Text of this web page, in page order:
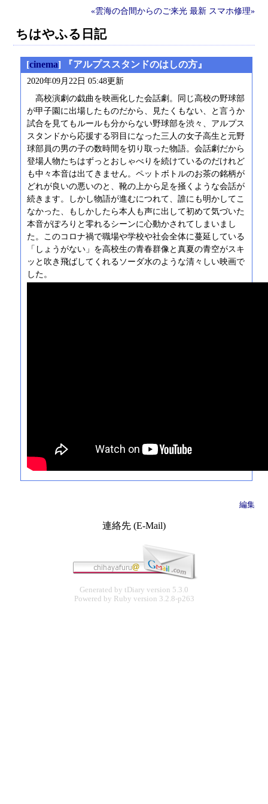
«雲海の合間からのご来光 最新 スマホ修理»
ちはやふる日記
[cinema] 『アルプススタンドのはしの方』
2020年09月22日 05:48更新
高校演劇の戯曲を映画化した会話劇。同じ高校の野球部
が甲子園に出場したものだから、見たくもない、と言うか
試合を見てもルールも分からない野球部を渋々、アルプス
スタンドから応援する羽目になった三人の女子高生と元野
球部員の男の子の数時間を切り取った物語。会話劇だから
登場人物たちはずっとおしゃべりを続けているのだけれど
も中々本音は出てきません。ペットボトルのお茶の銘柄が
どれが良いの悪いのと、靴の上から足を掻くような会話が
続きます。しかし物語が進むにつれて、誰にも明かしてこ
なかった、もしかしたら本人も声に出して初めて気づいた
本音がぽろりと零れるシーンに心動かされてしまいまし
た。このコロナ禍で職場や学校や社会全体に蔓延している
「しょうがない」を高校生の青春群像と真夏の青空がスキ
ッと吹き飛ばしてくれるソーダ水のような清々しい映画で
した。
編集
連絡先 (E-Mail)
Generated by tDiary version 5.3.0
Powered by Ruby version 3.2.8-p263